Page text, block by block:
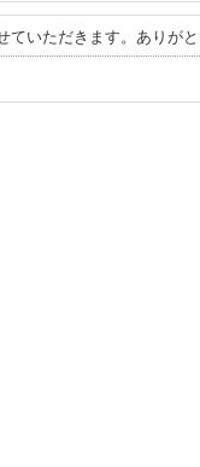
ていただきます。ありが